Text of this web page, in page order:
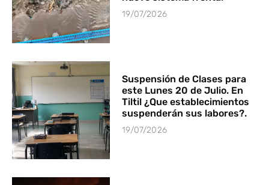
19/07/2026
Suspensión de Clases para
este Lunes 20 de Julio. En
Tiltil ¿Que establecimientos
suspenderán sus labores?.
19/07/2026